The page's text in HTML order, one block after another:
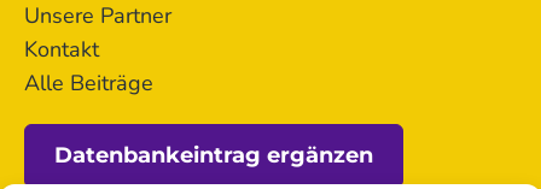
Unsere Partner
Kontakt
Alle Beiträge
Datenbankeintrag ergänzen